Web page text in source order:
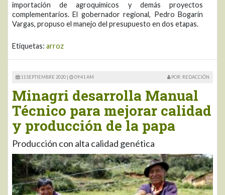
importación de agroquímicos y demás proyectos
complementarios. El gobernador regional, Pedro Bogarín
Vargas, propuso el manejo del presupuesto en dos etapas.
Etiquetas: arroz
11 SEPTIEMBRE 2020 | 09:41 AM POR: REDACCIÓN
Minagri desarrolla Manual
Técnico para mejorar calidad
y producción de la papa
Producción con alta calidad genética